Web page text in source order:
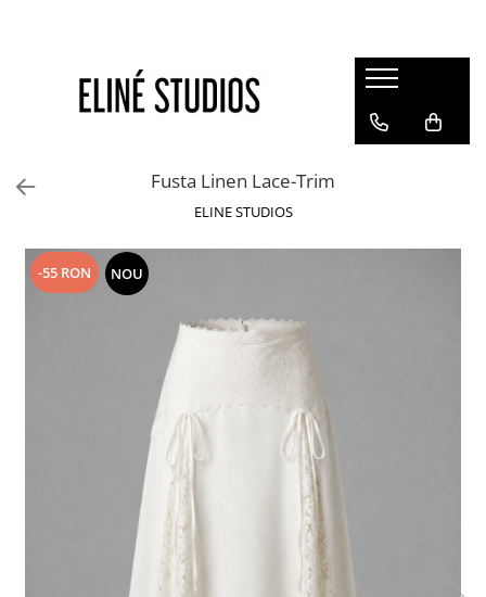
Best Sellers
Rochii
Pantaloni
Fuste
Lichidare de stoc
Fusta Linen Lace-Trim
ELINE STUDIOS
-55 RON NOU